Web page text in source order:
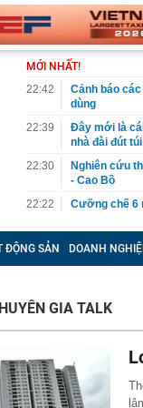
MỚI NHẤT!
22:42
Cảnh báo
dùng
22:39
Đây mới là
nhà đài đút
22:30
Nghiên cứu
- Cao Bồ
22:22
Cưỡng chế 6
22:21
Vứt nhầm
ông khiến cả
22:17
Vì sao chưa
22:16
Giá vàng mới
22:15
Vợ chồng
22:15
Mỹ nhân
chàng trai
ĐỘNG SẢN DOANH
GIA TALK